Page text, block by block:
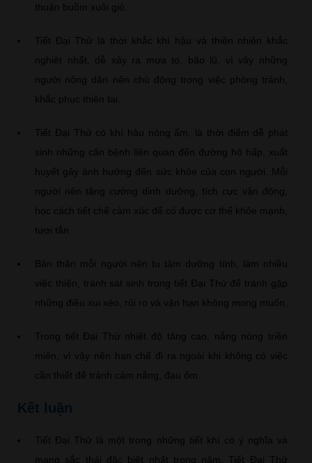
thuận buồm xuôi gió.
Tiết Đại Thử là thời khắc khí hậu và thiên nhiên khắc
nghiệt nhất, dễ xảy ra mưa to, bão lũ, vì vậy những
người nông dân nên chủ động trong việc phòng tránh,
khắc phục thiên tai.
Tiết Đại Thử có khí hậu nóng ẩm, là thời điểm dễ phát
sinh những căn bệnh liên quan đến đường hô hấp, xuất
huyết gây ảnh hưởng đến sức khỏe của con người. Mỗi
người nên tăng cường dinh dưỡng, tích cực vận động,
học cách tiết chế cảm xúc để có được cơ thể khỏe mạnh,
tươi tắn.
Bản thân mỗi người nên tu tâm dưỡng tính, làm nhiều
việc thiện, tránh sát sinh trong tiết Đại Thử để tránh gặp
những điều xui xẻo, rủi ro và vận hạn không mong muốn.
Trong tiết Đại Thử nhiệt độ tăng cao, nắng nóng triền
miên, vì vậy nên hạn chế đi ra ngoài khi không có việc
cần thiết để tránh cảm nắng, đau ốm.
Kết luận
Tiết Đại Thử là một trong những tiết khí có ý nghĩa và
mang sắc thái đặc biệt nhất trong năm. Tiết Đại Thử